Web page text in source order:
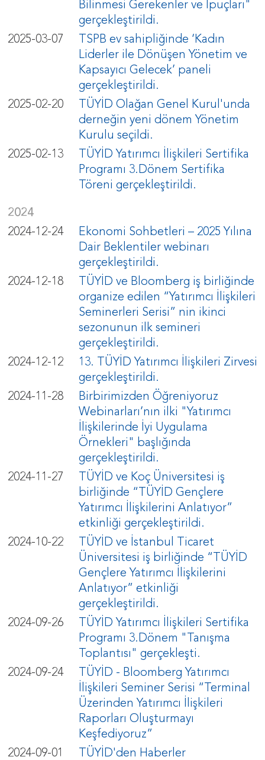
Bilinmesi Gerekenler ve İpuçları"
gerçekleştirildi.
2025-03-07
TSPB ev sahipliğinde ‘Kadın
Liderler ile Dönüşen Yönetim ve
Kapsayıcı Gelecek’ paneli
gerçekleştirildi.
2025-02-20
TÜYİD Olağan Genel Kurul'unda
derneğin yeni dönem Yönetim
Kurulu seçildi.
2025-02-13
TÜYİD Yatırımcı İlişkileri Sertifika
Programı 3.Dönem Sertifika
Töreni gerçekleştirildi.
2024
2024-12-24
Ekonomi Sohbetleri – 2025 Yılına
Dair Beklentiler webinarı
gerçekleştirildi.
2024-12-18
TÜYİD ve Bloomberg iş birliğinde
organize edilen “Yatırımcı İlişkileri
Seminerleri Serisi” nin ikinci
sezonunun ilk semineri
gerçekleştirildi.
2024-12-12
13. TÜYİD Yatırımcı İlişkileri Zirvesi
gerçekleştirildi.
2024-11-28
Birbirimizden Öğreniyoruz
Webinarları’nın ilki "Yatırımcı
İlişkilerinde İyi Uygulama
Örnekleri" başlığında
gerçekleştirildi.
2024-11-27
TÜYİD ve Koç Üniversitesi iş
birliğinde “TÜYİD Gençlere
Yatırımcı İlişkilerini Anlatıyor”
etkinliği gerçekleştirildi.
2024-10-22
TÜYİD ve İstanbul Ticaret
Üniversitesi iş birliğinde “TÜYİD
Gençlere Yatırımcı İlişkilerini
Anlatıyor” etkinliği
gerçekleştirildi.
2024-09-26
TÜYİD Yatırımcı İlişkileri Sertifika
Programı 3.Dönem "Tanışma
Toplantısı" gerçekleşti.
2024-09-24
TÜYİD - Bloomberg Yatırımcı
İlişkileri Seminer Serisi “Terminal
Üzerinden Yatırımcı İlişkileri
Raporları Oluşturmayı
Keşfediyoruz”
2024-09-01
TÜYİD'den Haberler